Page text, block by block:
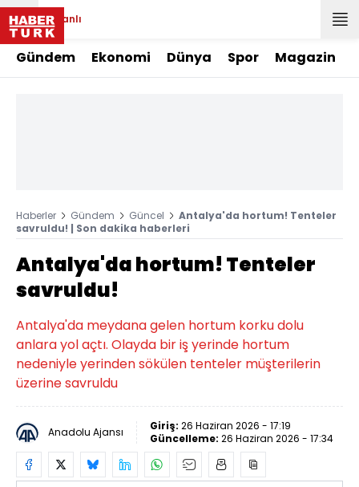
Canlı
Gündem Ekonomi Dünya Spor Magazin
Haberler Gündem Güncel
Antalya'da hortum! Tenteler
savruldu! | Son dakika haberleri
Antalya'da hortum! Tenteler
savruldu!
Antalya'da meydana gelen hortum korku dolu
anlara yol açtı. Olayda bir iş yerinde hortum
nedeniyle yerinden sökülen tenteler müşterilerin
üzerine savruldu
Anadolu Ajansı Giriş: 26 Haziran 2026 - 17:19
Güncelleme: 26 Haziran 2026 - 17:34